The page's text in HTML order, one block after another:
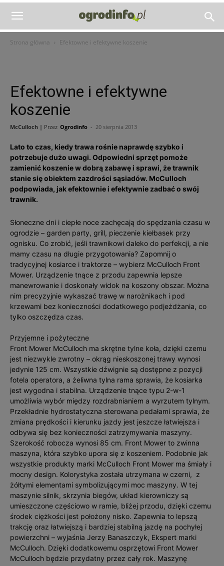
Strona główna Efektowne i efektywne koszenie
Efektowne i efektywne
koszenie
McCulloch | Przez Ogrodinfo - 20 sierpnia 2013
Lato to czas, kiedy trawa rośnie naprawdę szybko i
potrzebuje dużo uwagi. Odpowiedni sprzęt pomoże
zamienić koszenie w dobrą zabawę i sprawi, że trawnik
stanie się obiektem zazdrości sąsiadów. McCulloch
podpowiada, jak efektownie i efektywnie zadbać o swój
trawnik.
Słoneczne dni i ciepłe noce zachęcają do spędzania czasu w
ogrodzie – garden party, grill, pieczenie kiełbasek przy
ognisku. Co zrobić, jeśli trawnikowi daleko do perfekcji, a nie
mamy czasu na długie przygotowania? Zapomnij o
tradycyjnej kosiarce i traktorze – wybierz McCulloch Front
Mower. Urządzenie tnące z przodu zapewnia lepsze
manewrowanie i doskonały widok na koszony obszar. Można
nim precyzyjnie wykaszać trawę w narożnikach i pod
krzewami bez konieczności dodatkowego podjeżdżania, co
tylko oszczędza czas.
Przyjemne i pożyteczne
Front Mower McCulloch ma skrętne tylne koła, dzięki czemu
jest niezwykle zwrotny – okrąg nieskoszonej trawy wynosi
jedynie 125 cm. Wszystkie dźwignie są dostępne z pozycji
fotela operatora, a żeliwna tylna rama sprawia, że kosiarka
jest wygodna i stabilna. Urządzenie tnące typu 2-w-1
umożliwia wybór między rozdrabnianiem a wyrzutem tylnym.
Przekładnie hydrostatyczna sterowana pedałami sprawia, że
zmiana prędkości i kierunku jazdy jest jeszcze łatwiejsza i
odbywa się bez konieczności zatrzymywania maszyny.
Szerokość robocza wynosi 85 cm. Front Mower to zwinna
maszyna, która szybko upora się z koszeniem. Podobnie jak
wszystkie produkty marki McCulloch Front Mower ma śmiały i
mocny design. Kolorystyka została utrzymana w czerni, z
żółtymi elementami symbolizującymi moc maszyny. W tej
maszynie silnik, skrzynia biegów, układ kierowniczy są
umieszczone częściowo w ramie, bliżej przodu, dzięki czemu
środek ciężkości jest położony nisko. Zapewnia to lepszą
trakcję oraz łatwiejszą i bardziej stabilną jazdę na pochyłej
powierzchni – wyjaśnia Jerzy Banaszczyk, Ekspert marki
McCulloch. Dzięki dodatkowemu osprzętowi Front Mower
McCulloch będzie przydatny przez cały rok. Maszynę